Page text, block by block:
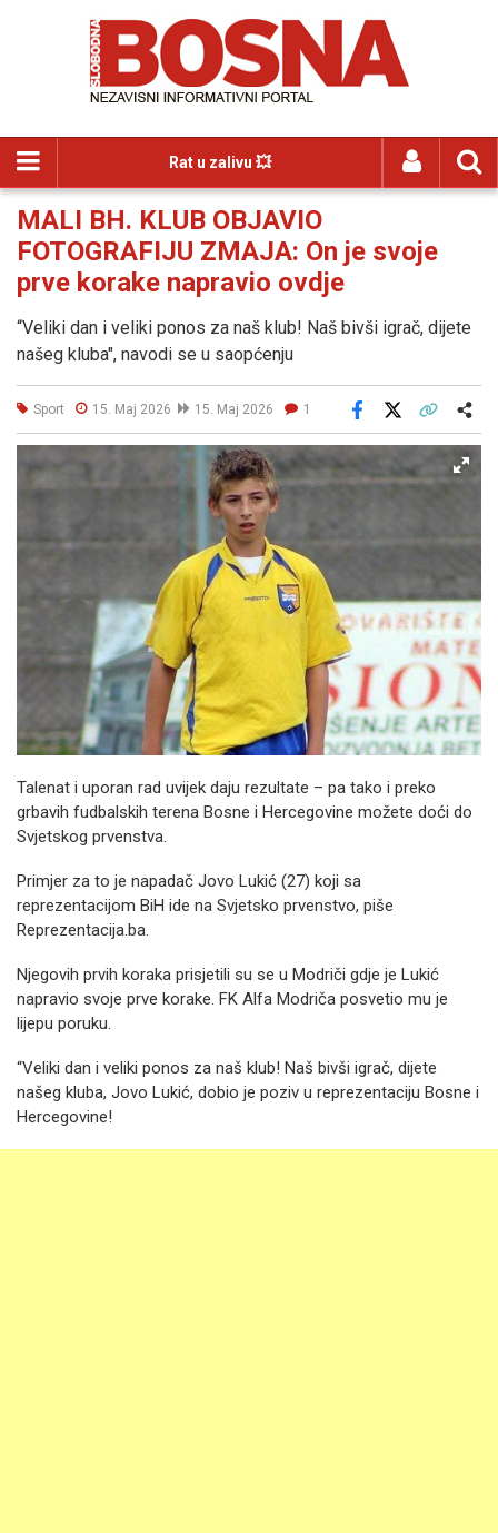
Rat u zalivu 💥
MALI BH. KLUB OBJAVIO
FOTOGRAFIJU ZMAJA: On je svoje
prve korake napravio ovdje
“Veliki dan i veliki ponos za naš klub! Naš bivši igrač, dijete
našeg kluba", navodi se u saopćenju
Sport 15. Maj 2026 15. Maj 2026 1
Facebook
Talenat i uporan rad uvijek daju rezultate – pa tako i preko
grbavih fudbalskih terena Bosne i Hercegovine možete doći do
Svjetskog prvenstva.
Primjer za to je napadač Jovo Lukić (27) koji sa
reprezentacijom BiH ide na Svjetsko prvenstvo, piše
Reprezentacija.ba.
Njegovih prvih koraka prisjetili su se u Modriči gdje je Lukić
napravio svoje prve korake. FK Alfa Modriča posvetio mu je
lijepu poruku.
“Veliki dan i veliki ponos za naš klub! Naš bivši igrač, dijete
našeg kluba, Jovo Lukić, dobio je poziv u reprezentaciju Bosne i
Hercegovine!